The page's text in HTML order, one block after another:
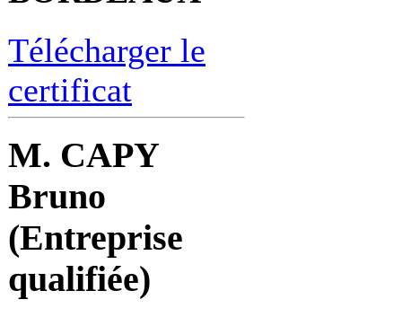
Télécharger le
certificat
M. CAPY
Bruno
(Entreprise
qualifiée)